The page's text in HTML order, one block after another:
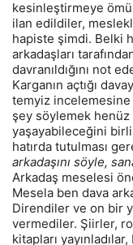
kesinleştirmeye
ilan edildiler,
hapiste şimdi. Belki
arkadaşları
davranıldığını not
Karganın açtığı
temyiz incelemesine
şey söylemek henüz
yaşayabileceğini
hatırda tutulması
arkadaşını söyle,
Arkadaş meselesi
Mesela ben dava
Direndiler ve on bir
vermediler. Şiirler,
kitapları